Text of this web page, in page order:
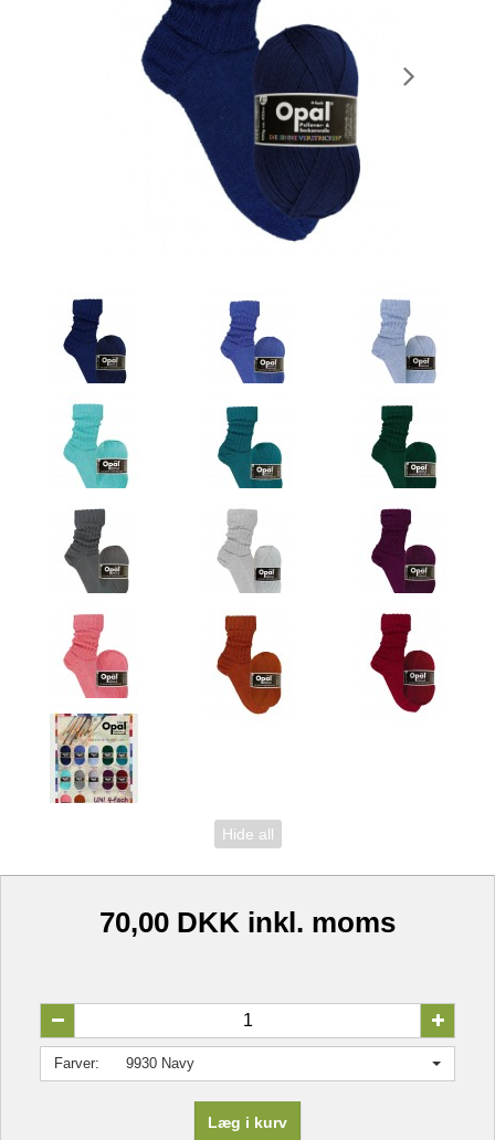
Hide all
70,00 DKK inkl. moms
Farver: 9930 Navy
Læg i kurv